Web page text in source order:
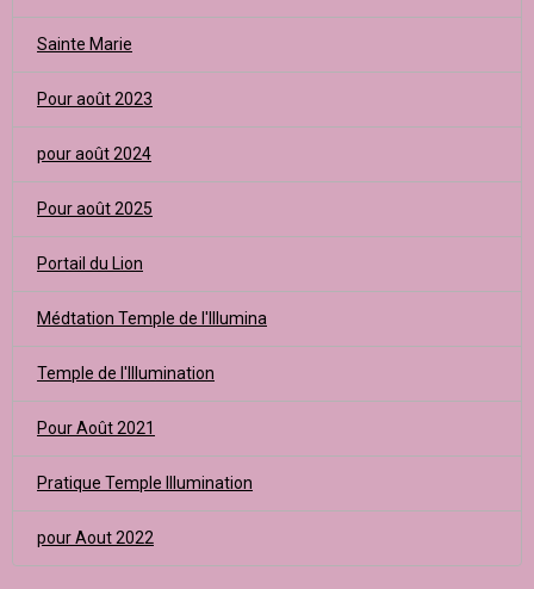
Sainte Marie
Pour août 2023
pour août 2024
Pour août 2025
Portail du Lion
Médtation Temple de l'Illumina
Temple de l'Illumination
Pour Août 2021
Pratique Temple Illumination
pour Aout 2022